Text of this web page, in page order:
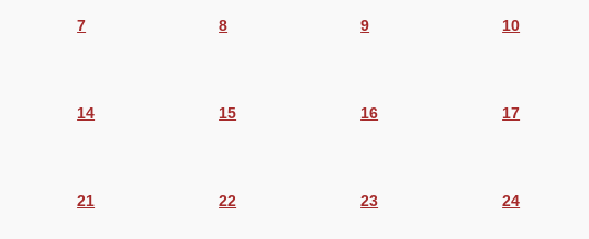
7 8 9 10
14 15 16 17
21 22 23 24